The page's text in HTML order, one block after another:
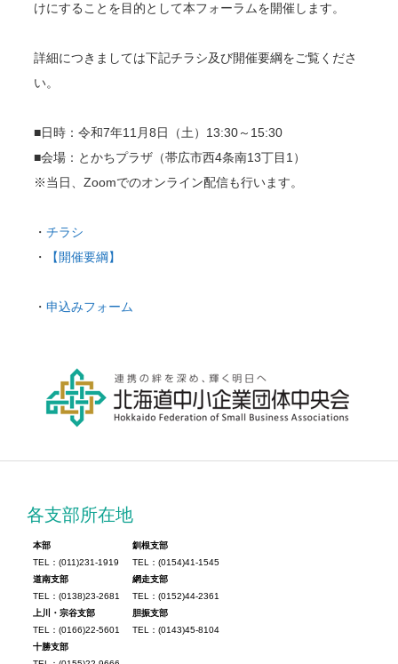
けにすることを目的として本フォーラムを開催します。
詳細につきましては下記チラシ及び開催要綱をご覧くださ
い。
■日時：令和7年11月8日（土）13:30～15:30
■会場：とかちプラザ（帯広市西4条南13丁目1）
※当日、Zoomでのオンライン配信も行います。
・ チラシ
・
【開催要綱】
・ 申込みフォーム
各支部所在地
本部
TEL：(011)231-1919
道南支部
TEL：(0138)23-2681
上川・宗谷支部
TEL：(0166)22-5601
十勝支部
釧根支部
TEL：(0154)41-1545
網走支部
TEL：(0152)44-2361
胆振支部
TEL：(0143)45-8104